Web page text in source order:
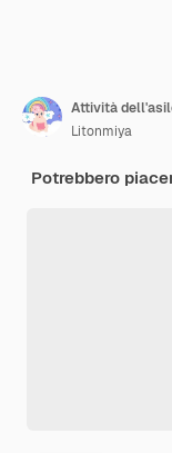
Attività
Litonmiya
Potrebbero